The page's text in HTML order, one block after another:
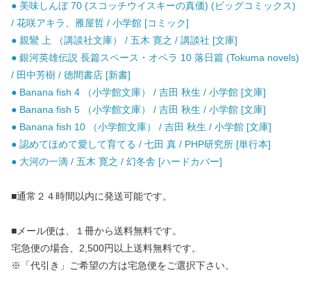
● 美味しんぼ 70 (スコッチウイスキーの真価) (ビッグコミックス)
/ 花咲アキラ、雁屋哲 / 小学館 [コミック]
● 親鸞 上 （講談社文庫） / 五木 寛之 / 講談社 [文庫]
● 銀河英雄伝説 長篇スペース・オペラ 10 落日篇 (Tokuma novels)
/ 田中芳樹 / 徳間書店 [新書]
● Banana fish 4 （小学館文庫） / 吉田 秋生 / 小学館 [文庫]
● Banana fish 5 （小学館文庫） / 吉田 秋生 / 小学館 [文庫]
● Banana fish 10 （小学館文庫） / 吉田 秋生 / 小学館 [文庫]
● 認めてほめて愛して育てる / 七田 真 / PHP研究所 [単行本]
● 大河の一滴 / 五木 寛之 / 幻冬舎 [ハードカバー]
■通常２４時間以内に発送可能です。
■メール便は、１冊から送料無料です。
宅急便の場合、2,500円以上送料無料です。
※「代引き」ご希望の方は宅急便をご選択下さい。